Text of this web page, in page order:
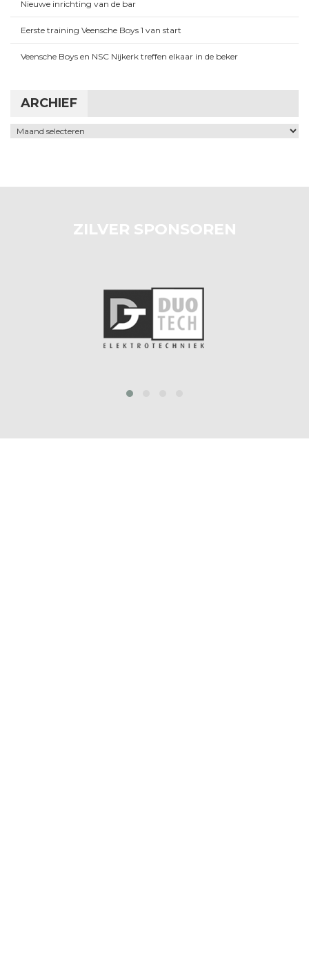
Nieuwe inrichting van de bar
Eerste training Veensche Boys 1 van start
Veensche Boys en NSC Nijkerk treffen elkaar in de beker
ARCHIEF
Archief
ZILVER SPONSOREN
prev